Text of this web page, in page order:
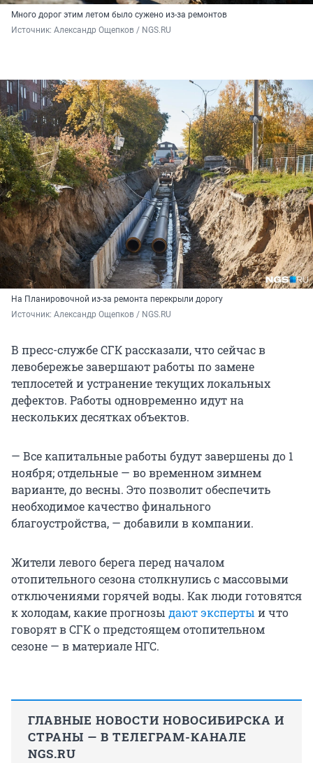
Много дорог этим летом было сужено из-за ремонтов
Источник: Александр Ощепков / NGS.RU
На Планировочной из-за ремонта перекрыли дорогу
Источник: Александр Ощепков / NGS.RU
В пресс-службе СГК рассказали, что сейчас в
левобережье завершают работы по замене
теплосетей и устранение текущих локальных
дефектов. Работы одновременно идут на
нескольких десятках объектов.
— Все капитальные работы будут завершены до 1
ноября; отдельные — во временном зимнем
варианте, до весны. Это позволит обеспечить
необходимое качество финального
благоустройства, — добавили в компании.
Жители левого берега перед началом
отопительного сезона столкнулись с массовыми
отключениями горячей воды. Как люди готовятся
к холодам, какие прогнозы дают эксперты и что
говорят в СГК о предстоящем отопительном
сезоне — в материале НГС.
ГЛАВНЫЕ НОВОСТИ НОВОСИБИРСКА И
СТРАНЫ — В ТЕЛЕГРАМ-КАНАЛЕ
NGS.RU